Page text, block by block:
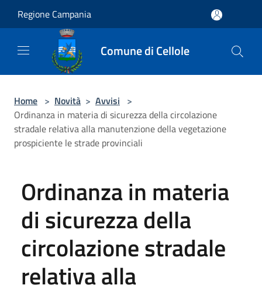
Regione Campania
Comune di Cellole
Home > Novità > Avvisi >
Ordinanza in materia di sicurezza della circolazione
stradale relativa alla manutenzione della vegetazione
prospiciente le strade provinciali
Ordinanza in materia
di sicurezza della
circolazione stradale
relativa alla